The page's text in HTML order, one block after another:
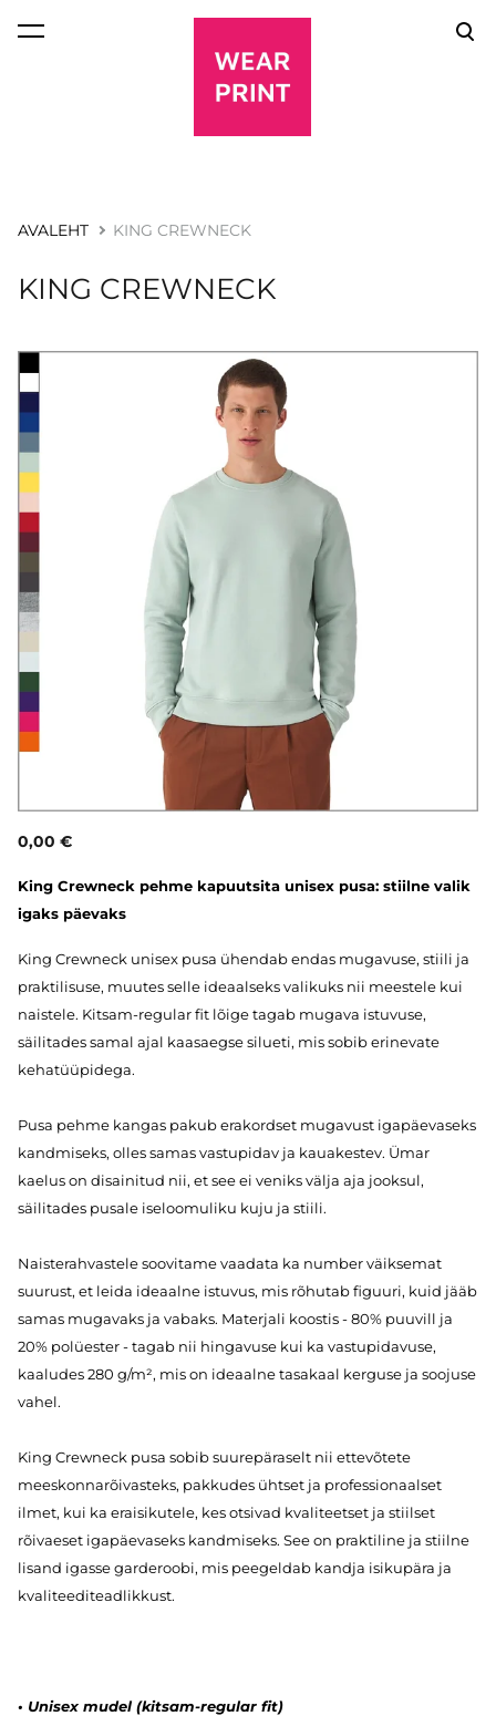
lisati ostukorvi.
AVALEHT KING CREWNECK
KING CREWNECK
0,00 €
King Crewneck pehme kapuutsita unisex pusa: stiilne valik
igaks päevaks
King Crewneck unisex pusa ühendab endas mugavuse, stiili ja
praktilisuse, muutes selle ideaalseks valikuks nii meestele kui
naistele. Kitsam-regular fit lõige tagab mugava istuvuse,
säilitades samal ajal kaasaegse silueti, mis sobib erinevate
kehatüüpidega.
Pusa pehme kangas pakub erakordset mugavust igapäevaseks
kandmiseks, olles samas vastupidav ja kauakestev. Ümar
kaelus on disainitud nii, et see ei veniks välja aja jooksul,
säilitades pusale iseloomuliku kuju ja stiili.
Naisterahvastele soovitame vaadata ka number väiksemat
suurust, et leida ideaalne istuvus, mis rõhutab figuuri, kuid jääb
samas mugavaks ja vabaks. Materjali koostis - 80% puuvill ja
20% polüester - tagab nii hingavuse kui ka vastupidavuse,
kaaludes 280 g/m², mis on ideaalne tasakaal kerguse ja soojuse
vahel.
King Crewneck pusa sobib suurepäraselt nii ettevõtete
meeskonnarõivasteks, pakkudes ühtset ja professionaalset
ilmet, kui ka eraisikutele, kes otsivad kvaliteetset ja stiilset
rõivaeset igapäevaseks kandmiseks. See on praktiline ja stiilne
lisand igasse garderoobi, mis peegeldab kandja isikupära ja
kvaliteediteadlikkust.
• Unisex mudel (kitsam-regular fit)